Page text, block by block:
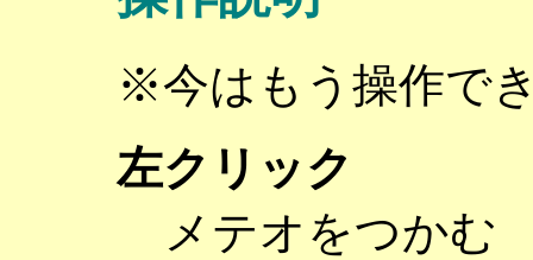
※今はもう操作で
左クリック
メテオをつかむ